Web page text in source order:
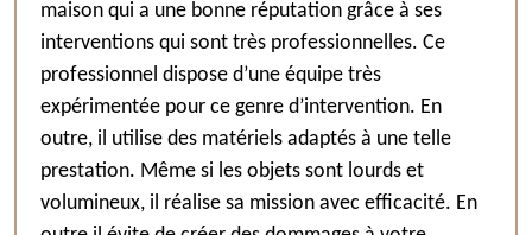
maison qui a une bonne réputation grâce à ses
interventions qui sont très professionnelles. Ce
professionnel dispose d’une équipe très
expérimentée pour ce genre d’intervention. En
outre, il utilise des matériels adaptés à une telle
prestation. Même si les objets sont lourds et
volumineux, il réalise sa mission avec efficacité. En